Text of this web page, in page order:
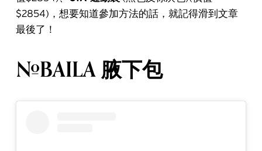
$2854)，想要知道參加方法的話，就記得滑到文章
最後了！
#BAILA 腋下包